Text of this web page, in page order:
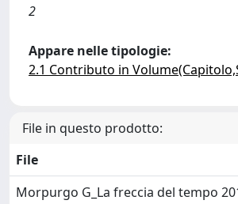
2
Appare nelle tipologie:
2.1 Contributo in
File in questo prodotto:
File
Morpurgo G_La freccia del tempo